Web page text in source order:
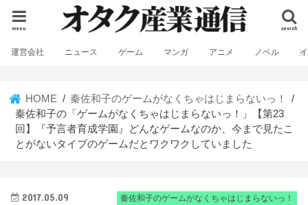
search
menu
運営会社 ニュース ゲーム マンガ アニメ ノベル
HOME
秦佐和子のゲームがなくちゃはじまらないっ！
秦佐和子の「ゲームがなくちゃはじまらないっ！」【第23
回】『予言者育成学園』どんなゲームなのか、今まで見たこ
とがないタイプのゲームだとワクワクしていました
秦佐和子のゲームがなくちゃはじまらないっ！
2017.05.09